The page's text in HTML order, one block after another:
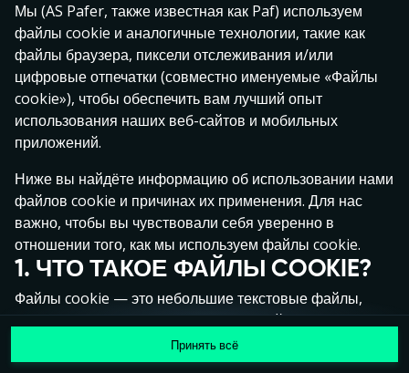
Мы (AS Pafer, также известная как Paf) используем
файлы cookie и аналогичные технологии, такие как
файлы браузера, пиксели отслеживания и/или
цифровые отпечатки (совместно именуемые «Файлы
cookie»), чтобы обеспечить вам лучший опыт
использования наших веб-сайтов и мобильных
приложений.
Ниже вы найдёте информацию об использовании нами
файлов cookie и причинах их применения. Для нас
важно, чтобы вы чувствовали себя уверенно в
отношении того, как мы используем файлы cookie.
1. ЧТО ТАКОЕ ФАЙЛЫ COOKIE?
Файлы cookie — это небольшие текстовые файлы,
которые сохраняются на вашем устройстве (например,
на компьютере, мобильном телефоне или планшете)
при посещении наших веб-сайтов. Размещение
Принять всё